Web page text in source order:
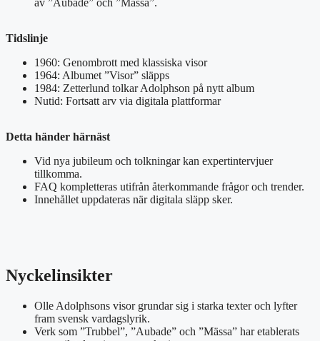
Tidslinje
1960: Genombrott med klassiska visor
1964: Albumet ”Visor” släpps
1984: Zetterlund tolkar Adolphson på nytt album
Nutid: Fortsatt arv via digitala plattformar
Detta händer härnäst
Vid nya jubileum och tolkningar kan expertintervjuer
tillkomma.
FAQ kompletteras utifrån återkommande frågor och trender.
Innehållet uppdateras när digitala släpp sker.
Nyckelinsikter
Olle Adolphsons visor grundar sig i starka texter och lyfter
fram svensk vardagslyrik.
Verk som ”Trubbel”, ”Aubade” och ”Mässa” har etablerats